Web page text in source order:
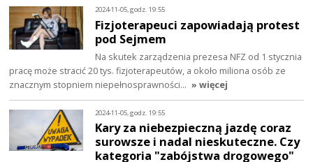
2024-11-05, godz. 19:55
Fizjoterapeuci zapowiadają protest
pod Sejmem
Na skutek zarządzenia prezesa NFZ od 1 stycznia
pracę może stracić 20 tys. fizjoterapeutów, a około miliona osób ze
znacznym stopniem niepełnosprawności… » więcej
2024-11-05, godz. 19:55
Kary za niebezpieczną jazdę coraz
surowsze i nadal nieskuteczne. Czy
kategoria "zabójstwa drogowego"